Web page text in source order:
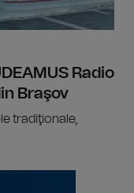
Radio
Braşov
tradiţionale,